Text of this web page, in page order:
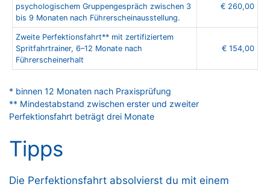
psychologischem Gruppengespräch zwischen 3
bis 9 Monaten nach Führerschein­ausstellung.
€ 260,00
Zweite Perfektionsfahrt** mit zertifiziertem
Spritfahrtrainer, 6–12 Monate nach
Führerscheinerhalt
€ 154,00
* binnen 12 Monaten nach Praxisprüfung
** Mindestabstand zwischen erster und zweiter
Perfektionsfahrt beträgt drei Monate
Tipps
Die Perfektionsfahrt absolvierst du mit einem